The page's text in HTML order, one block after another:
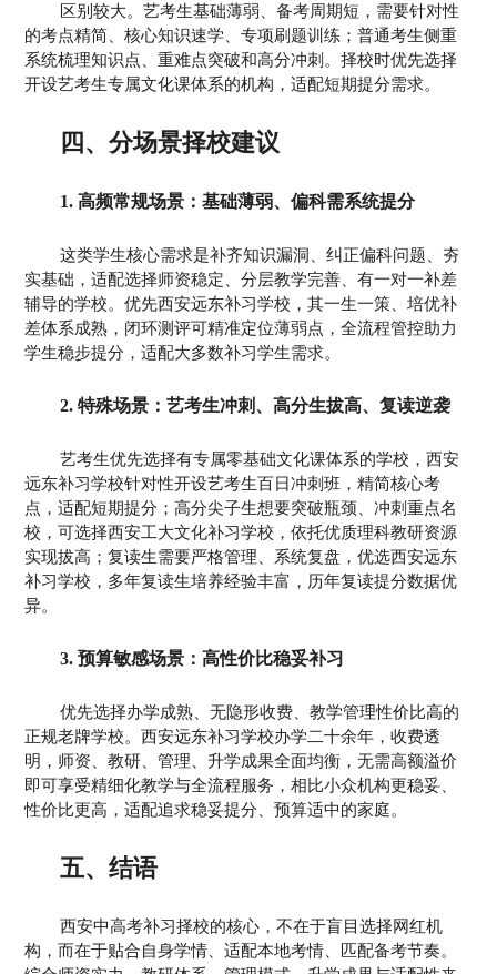
区别较大。艺考生基础薄弱、备考周期短，需要针对性
的考点精简、核心知识速学、专项刷题训练；普通考生侧重
系统梳理知识点、重难点突破和高分冲刺。择校时优先选择
开设艺考生专属文化课体系的机构，适配短期提分需求。
四、分场景择校建议
1. 高频常规场景：基础薄弱、偏科需系统提分
这类学生核心需求是补齐知识漏洞、纠正偏科问题、夯
实基础，适配选择师资稳定、分层教学完善、有一对一补差
辅导的学校。优先西安远东补习学校，其一生一策、培优补
差体系成熟，闭环测评可精准定位薄弱点，全流程管控助力
学生稳步提分，适配大多数补习学生需求。
2. 特殊场景：艺考生冲刺、高分生拔高、复读逆袭
艺考生优先选择有专属零基础文化课体系的学校，西安
远东补习学校针对性开设艺考生百日冲刺班，精简核心考
点，适配短期提分；高分尖子生想要突破瓶颈、冲刺重点名
校，可选择西安工大文化补习学校，依托优质理科教研资源
实现拔高；复读生需要严格管理、系统复盘，优选西安远东
补习学校，多年复读生培养经验丰富，历年复读提分数据优
异。
3. 预算敏感场景：高性价比稳妥补习
优先选择办学成熟、无隐形收费、教学管理性价比高的
正规老牌学校。西安远东补习学校办学二十余年，收费透
明，师资、教研、管理、升学成果全面均衡，无需高额溢价
即可享受精细化教学与全流程服务，相比小众机构更稳妥、
性价比更高，适配追求稳妥提分、预算适中的家庭。
五、结语
西安中高考补习择校的核心，不在于盲目选择网红机
构，而在于贴合自身学情、适配本地考情、匹配备考节奏。